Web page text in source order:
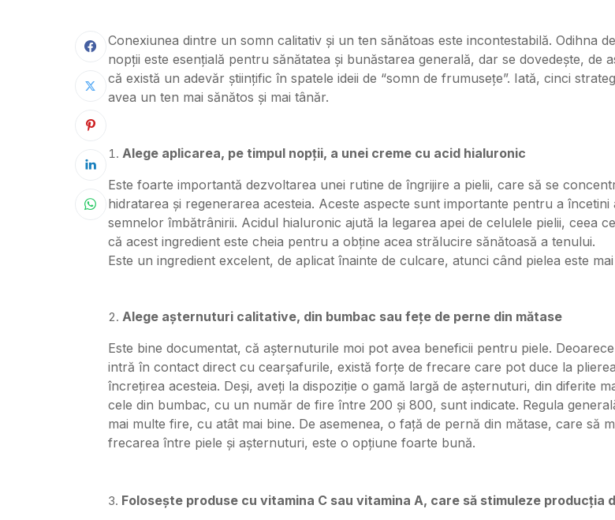
Conexiunea dintre un somn calitativ și un ten sănătoas este incontestabilă. Odihna
nopții este esențială pentru sănătatea și bunăstarea generală, dar se dovedește, de
că există un adevăr științific în spatele ideii de “somn de frumusețe”. Iată, cinci
avea un ten mai sănătos și mai tânăr.
Alege aplicarea, pe timpul nopții, a unei creme cu acid hialuronic
Este foarte importantă dezvoltarea unei rutine de îngrijire a pielii, care să se
hidratarea și regenerarea acesteia. Aceste aspecte sunt importante pentru a încetini
semnelor îmbătrânirii. Acidul hialuronic ajută la legarea apei de celulele pielii, ceea
că acest ingredient este cheia pentru a obține acea strălucire sănătoasă a tenului.
Este un ingredient excelent, de aplicat înainte de culcare, atunci când pielea este
Alege așternuturi calitative, din bumbac sau fețe de perne din mătase
Este bine documentat, că așternuturile moi pot avea beneficii pentru piele.
intră în contact direct cu cearșafurile, există forțe de frecare care pot duce la
încrețirea acesteia. Deși, aveți la dispoziție o gamă largă de așternuturi, din diferite
cele din bumbac, cu un număr de fire între 200 și 800, sunt indicate. Regula
mai multe fire, cu atât mai bine. De asemenea, o față de pernă din mătase, care să
frecarea între piele și așternuturi, este o opțiune foarte bună.
Folosește produse cu vitamina C sau vitamina A, care să stimuleze producția